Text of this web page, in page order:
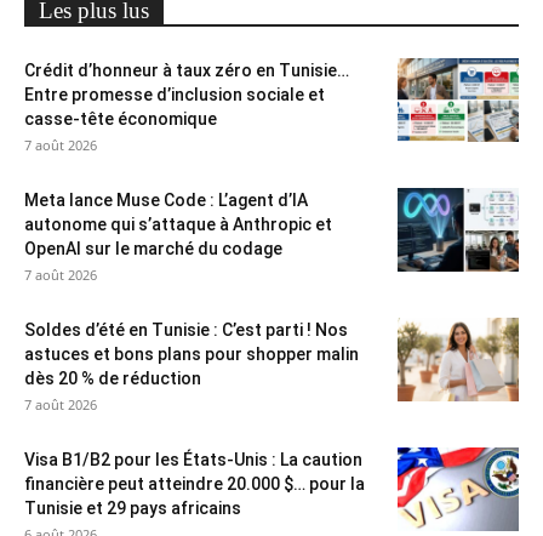
Les plus lus
Crédit d’honneur à taux zéro en Tunisie…
Entre promesse d’inclusion sociale et
casse-tête économique
7 août 2026
Meta lance Muse Code : L’agent d’IA
autonome qui s’attaque à Anthropic et
OpenAI sur le marché du codage
7 août 2026
Soldes d’été en Tunisie : C’est parti ! Nos
astuces et bons plans pour shopper malin
dès 20 % de réduction
7 août 2026
Visa B1/B2 pour les États-Unis : La caution
financière peut atteindre 20.000 $… pour la
Tunisie et 29 pays africains